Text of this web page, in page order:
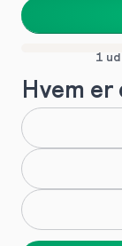
1
Hvem er